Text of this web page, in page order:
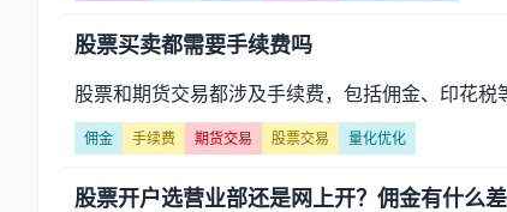
股票买卖都需要手续费吗
股票和期货交易都涉及手续费，包括佣金、印花税
佣金 手续费 期货交易 股票交易 量化优化
股票开户选营业部还是网上开？佣金有什么差